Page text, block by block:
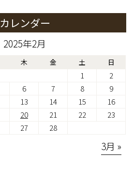
カレンダー
2025年2月
木 金 土 日
1
2
6 7 8
9
13 14 15
16
20 21 22
23
27 28
3月 »